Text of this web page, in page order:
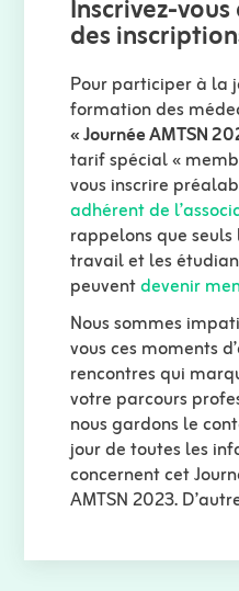
Inscrivez-
des
Pour participer à la
formation des
« Journée AMTSN
tarif spécial «
vous inscrire
adhérent de
rappelons que
travail et les
peuventdevenir
Nous sommes
vous ces moments
rencontres qui
votre parcours
nous gardons le
jour de toutes les
concernent cet
AMTSN 2023.